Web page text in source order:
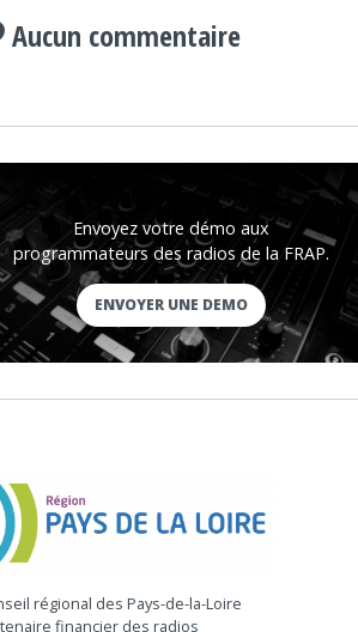
Aucun commentaire
Envoyez votre démo aux
programmateurs des radios de la FRAP.
ENVOYER UNE DEMO
régional des Pays-de-la-Loire
financier des radios